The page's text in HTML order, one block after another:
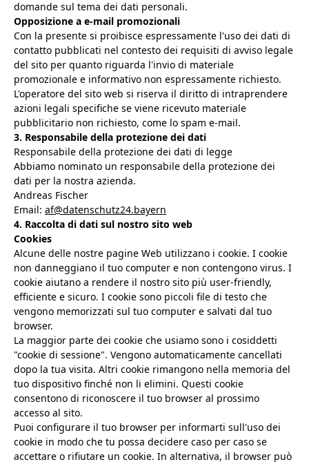
domande sul tema dei dati personali.
Opposizione a e-mail promozionali
Con la presente si proibisce espressamente l'uso dei dati di
contatto pubblicati nel contesto dei requisiti di avviso legale
del sito per quanto riguarda l'invio di materiale
promozionale e informativo non espressamente richiesto.
L'operatore del sito web si riserva il diritto di intraprendere
azioni legali specifiche se viene ricevuto materiale
pubblicitario non richiesto, come lo spam e-mail.
3. Responsabile della protezione dei dati
Responsabile della protezione dei dati di legge
Abbiamo nominato un responsabile della protezione dei
dati per la nostra azienda.
Andreas Fischer
Email: af@datenschutz24.bayern
4. Raccolta di dati sul nostro sito web
Cookies
Alcune delle nostre pagine Web utilizzano i cookie. I cookie
non danneggiano il tuo computer e non contengono virus. I
cookie aiutano a rendere il nostro sito più user-friendly,
efficiente e sicuro. I cookie sono piccoli file di testo che
vengono memorizzati sul tuo computer e salvati dal tuo
browser.
La maggior parte dei cookie che usiamo sono i cosiddetti
"cookie di sessione". Vengono automaticamente cancellati
dopo la tua visita. Altri cookie rimangono nella memoria del
tuo dispositivo finché non li elimini. Questi cookie
consentono di riconoscere il tuo browser al prossimo
accesso al sito.
Puoi configurare il tuo browser per informarti sull'uso dei
cookie in modo che tu possa decidere caso per caso se
accettare o rifiutare un cookie. In alternativa, il browser può